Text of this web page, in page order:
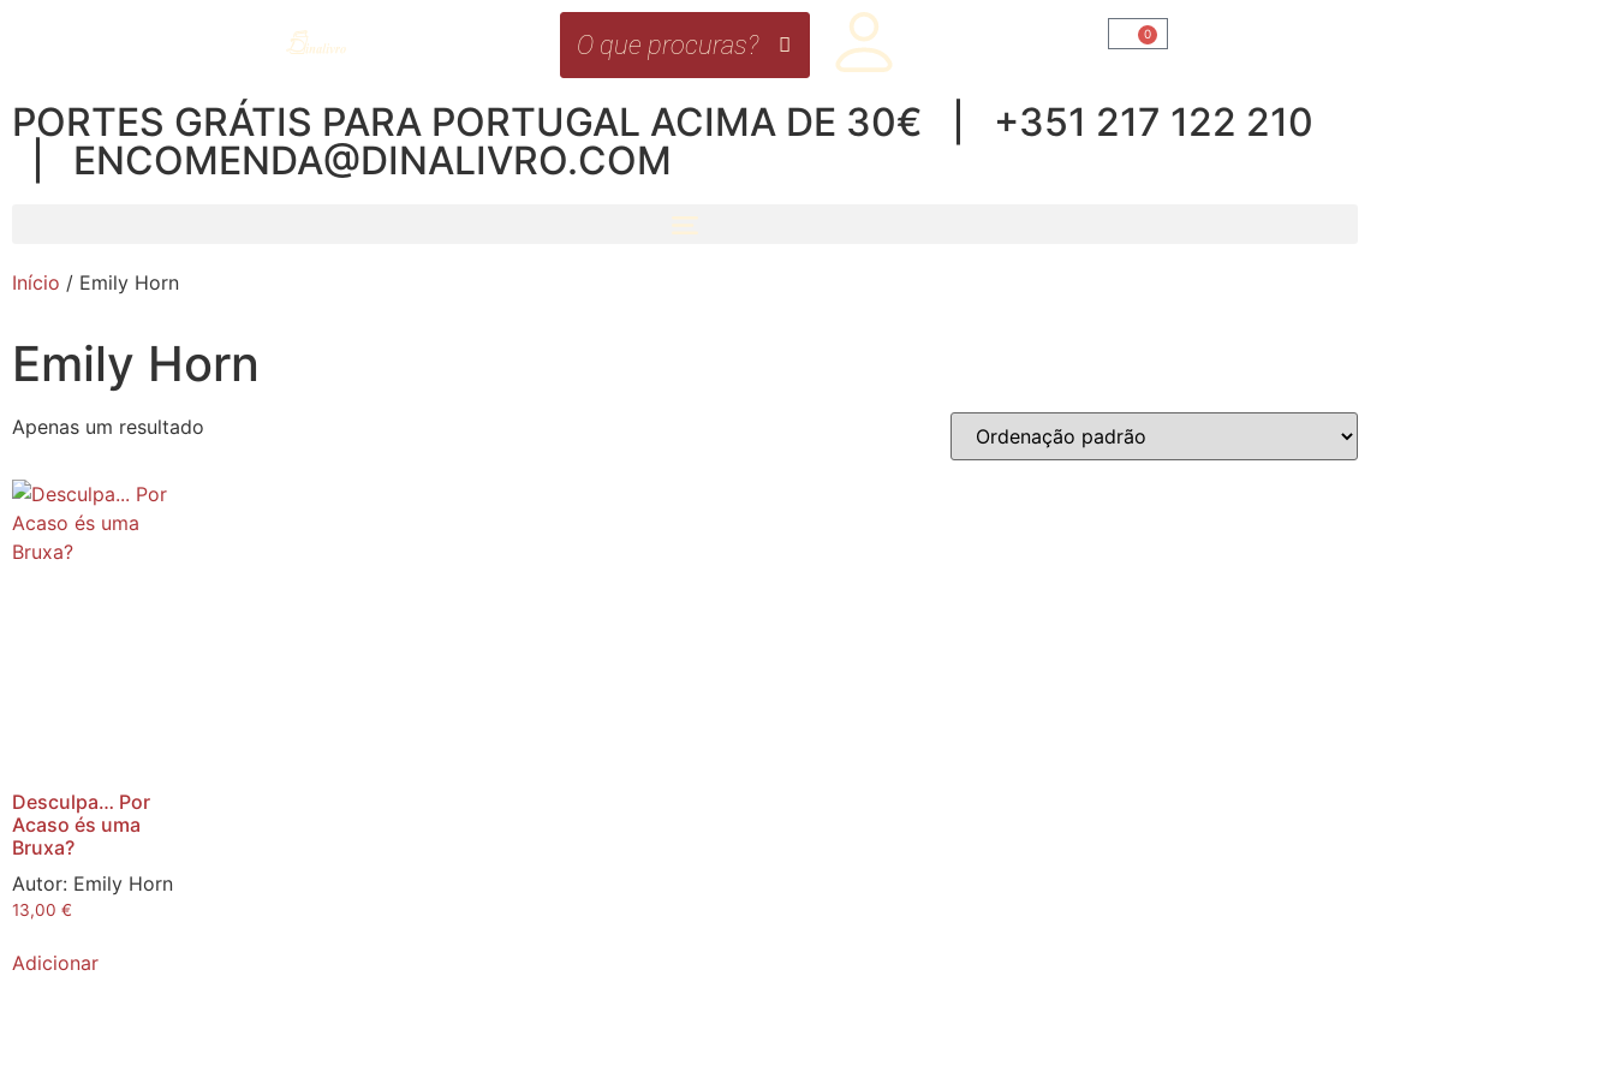
0
PORTES GRÁTIS PARA PORTUGAL ACIMA DE 30€ | +351 217 122 210
| ENCOMENDA@DINALIVRO.COM
Início / Emily Horn
Emily Horn
Apenas um resultado
Desculpa… Por
Acaso és uma
Bruxa?
Autor: Emily Horn
13,00 €
Adicionar